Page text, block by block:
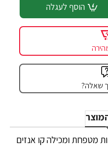
הוסף לעגלה
שאלה?
מטפחת ומכילה קו אנזים